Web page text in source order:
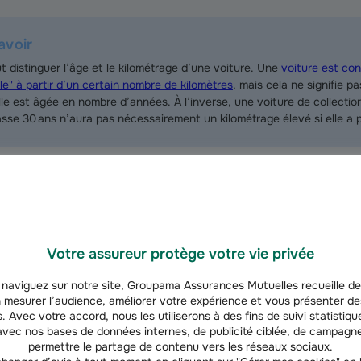
Votre assureur protège votre vie privée
sur notre site, Groupama Assurances Mutuelles recueille
mesurer l’audience, améliorer votre expérience et vous présenter
Avec votre accord, nous les utiliserons à des fins de suivi
nos bases de données internes, de publicité ciblée, de
permettre le partage de contenu vers les réseaux sociaux.
distinguer l’âge et le kilométrage d’une voiture. Une voiture est
à partir d’un certain nombre de kilomètres, mais cela ne signifie
est âgée en nombre d’années. À l’inverse, une voiture de
30 ans n’aura pas nécessairement un kilométrage élevé si elle a
et inconvénients d'une garantie
collection peut parfois être moins coûteusequ’une assurance auto
type de véhicule par rapport à une voiture destinée aux
comme l’obligation de stationner le véhicule dans un